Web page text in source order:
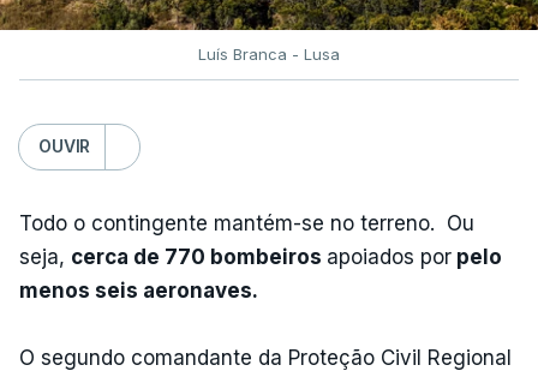
Luís Branca - Lusa
OUVIR
Todo o contingente mantém-se no terreno. Ou
seja, cerca de 770 bombeiros apoiados por pelo
menos seis aeronaves.
O segundo comandante da Proteção Civil Regional